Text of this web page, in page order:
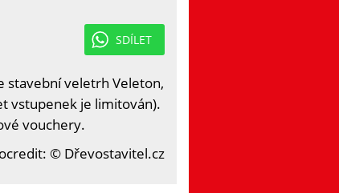
SDÍLET
stavební veletrh Veleton,
vstupenek je limitován).
vouchery.
© Dřevostavitel.cz